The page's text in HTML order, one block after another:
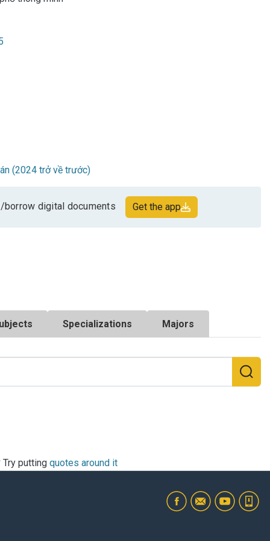
(2024 trở về trước)
borrow digital documents Get the app
Specializations Majors
putting quotes around it